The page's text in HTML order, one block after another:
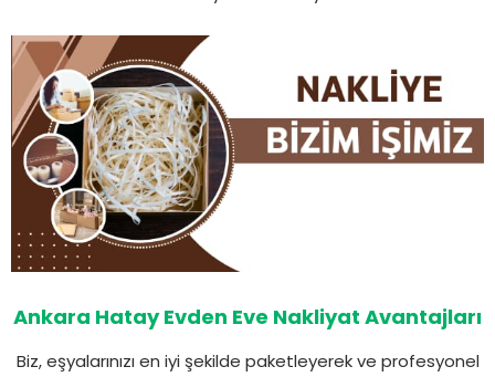
Ankara Hatay Evden Eve Nakliyat Avantajları
Biz, eşyalarınızı en iyi şekilde paketleyerek ve profesyonel